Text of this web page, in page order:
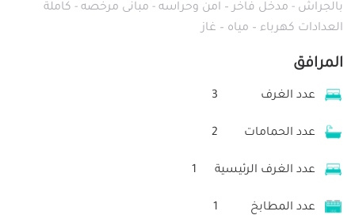
بالجراش - مدخل فاخر – امن وحراسه - مبانى مرخصه - كاملة
العدادات كهرباء – مياه – غاز
المرافق
عدد الغرف 3
عدد الحمامات 2
عدد الغرف الرئيسية 1
عدد المطابخ 1